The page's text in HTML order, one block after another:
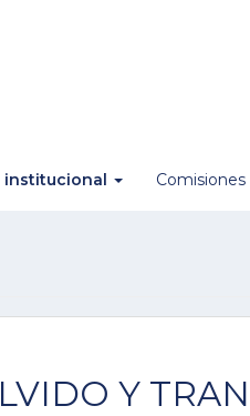
institucional Comisiones
Y